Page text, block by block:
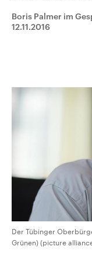
und Hintergründe
und Kandidaten
Wahl.
Sendungen
Boris Palmer im
12.11.2016
Der Tübinger
Grünen) (picture